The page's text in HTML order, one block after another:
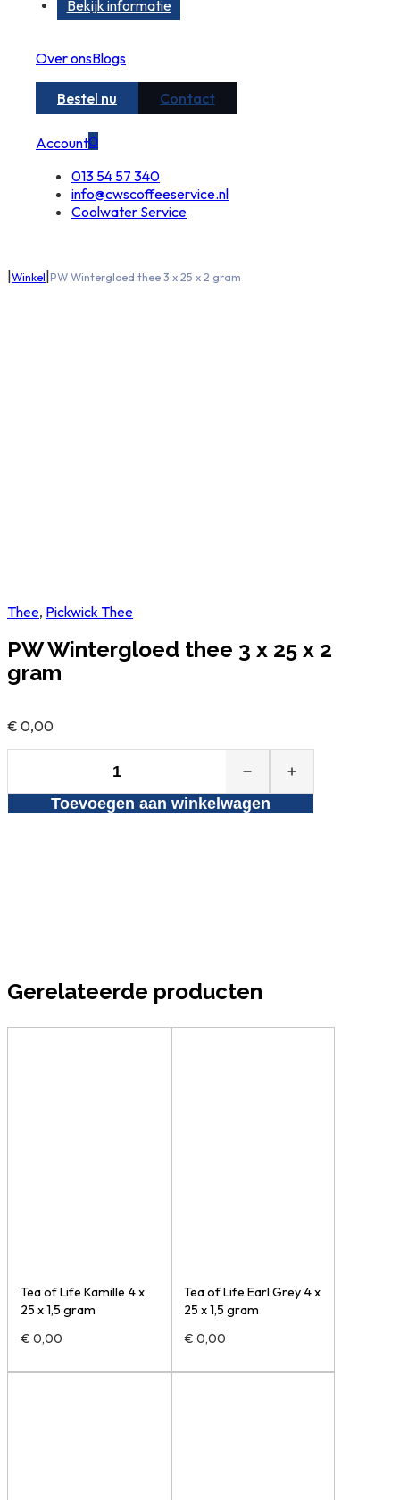
Bekijk informatie
Over onsBlogs
Bestel nu Contact
Account0
013 54 57 340
info@cwscoffeeservice.nl
Coolwater Service
|Winkel|PW Wintergloed thee 3 x 25 x 2 gram
Thee, Pickwick Thee
PW Wintergloed thee 3 x 25 x 2
gram
€ 0,00
Wintergloed
thee
Toevoegen aan winkelwagen
Gerelateerde producten
Tea of Life Kamille 4 x
25 x 1,5 gram
€ 0,00
Tea of Life Earl Grey 4 x
25 x 1,5 gram
€ 0,00